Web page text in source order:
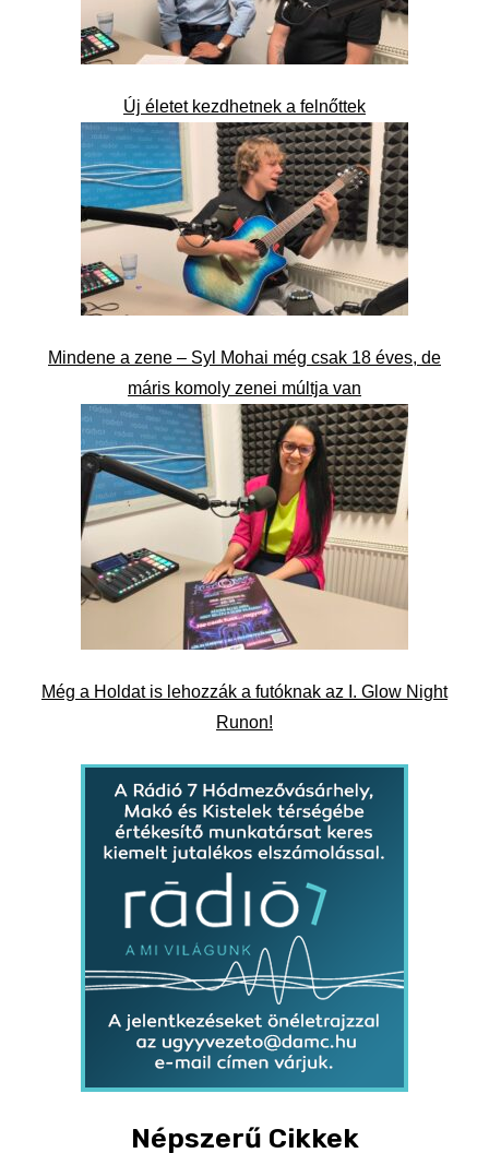
Új életet kezdhetnek a felnőttek
Mindene a zene – Syl Mohai még csak 18 éves, de
máris komoly zenei múltja van
Még a Holdat is lehozzák a futóknak az I. Glow Night
Runon!
Népszerű Cikkek